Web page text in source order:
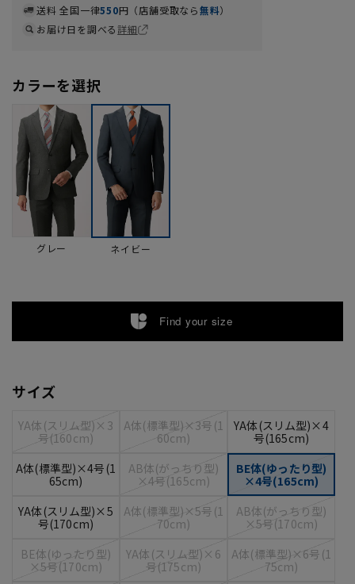
送料 全国一律550円（店舗受取なら無料）
お届け日を調べる詳細
カラーを選択
グレー ネイビー
Find your size
サイズ
YA体(スリム型)×3
号(160cm)
A体(標準型)×3号(1
60cm)
YA体(スリム型)×4
号(165cm)
A体(標準型)×4号(1
65cm)
AB体(がっちり型)
×4号(165cm)
BE体(ゆったり型)
×4号(165cm)
YA体(スリム型)×5
号(170cm)
A体(標準型)×5号(1
70cm)
AB体(がっちり型)
×5号(170cm)
BE体(ゆったり型)
×5号(170cm)
YA体(スリム型)×6
号(175cm)
A体(標準型)×6号(1
75cm)